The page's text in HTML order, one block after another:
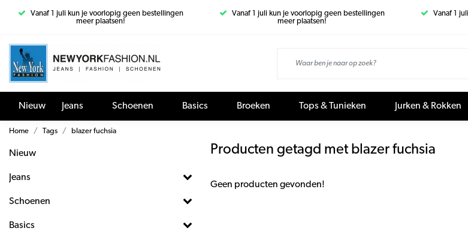
Vanaf 1 juli kun je voorlopig geen bestellingen
meer plaatsen!
Vanaf 1 juli kun je voorlopig geen bestellingen
meer plaatsen!
Vanaf 1
Nieuw Jeans Schoenen Basics Broeken Tops & Tunieken Jurken & Rokken
Home Tags blazer fuchsia
Nieuw
Jeans
Schoenen
Basics
Producten getagd met blazer fuchsia
Geen producten gevonden!